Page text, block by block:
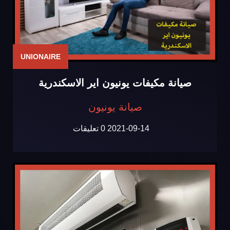
UNIONAIRE
صيانة مكيفات يونيون اير الاسكندرية
صيانة يونيون
2021-09-14 0 تعليقات